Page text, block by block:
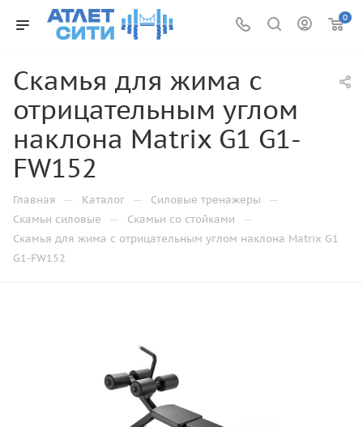
0
Скамья для жима с
отрицательным углом
наклона Matrix G1 G1-
FW152
Главная — Каталог — Силовые тренажеры —
Скамьи силовые — Скамьи со стойками —
Скамья для жима с отрицательным углом наклона Matrix G1
G1-FW152